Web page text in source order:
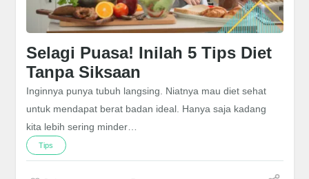
Selagi Puasa! Inilah 5 Tips Diet
Tanpa Siksaan
Inginnya punya tubuh langsing. Niatnya mau diet sehat
untuk mendapat berat badan ideal. Hanya saja kadang
kita lebih sering minder…
Tips